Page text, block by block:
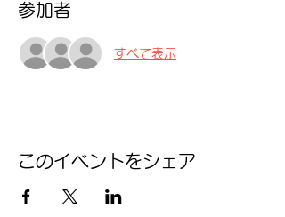
参加者
すべて表示
このイベントをシェア